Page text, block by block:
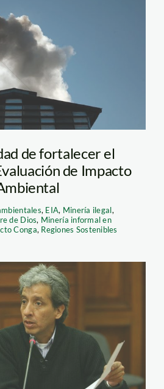
de fortalecer el
de Impacto
, EIA, Minería ilegal,
de Dios, Minería informal en
Conga, Regiones Sostenibles